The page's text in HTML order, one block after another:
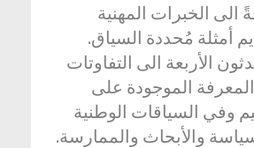
الى الخبرات المهنية
أمثلة مُحددة السياق.
الأربعة الى التفاوتات
الموجودة على
وفي السياقات الوطنية
والأبحاث والممارسة.